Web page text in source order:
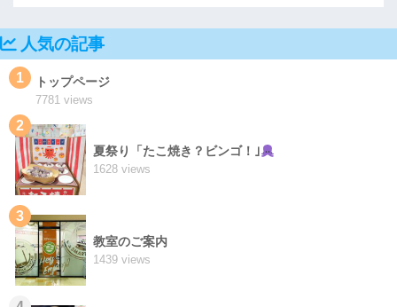
人気の記事
1 トップページ
7781 views
2
夏祭り「たこ焼き？ビンゴ！｣
1628 views
3
教室のご案内
1439 views